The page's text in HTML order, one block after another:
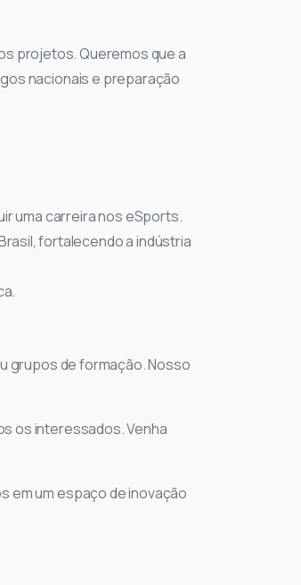
projetos. Queremos que a
nacionais e preparação
uma carreira nos eSports.
fortalecendo a indústria
grupos de formação. Nosso
os interessados. Venha
em um espaço de inovação